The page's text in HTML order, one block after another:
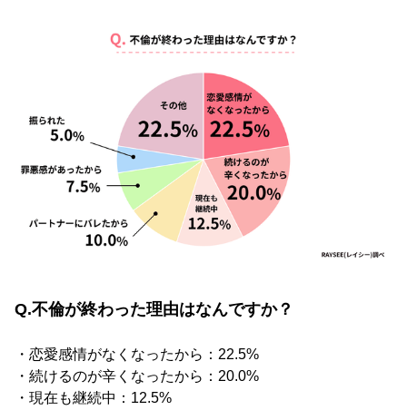
Q.不倫が終わった理由はなんですか？
・恋愛感情がなくなったから：22.5%
・続けるのが辛くなったから：20.0%
・現在も継続中：12.5%